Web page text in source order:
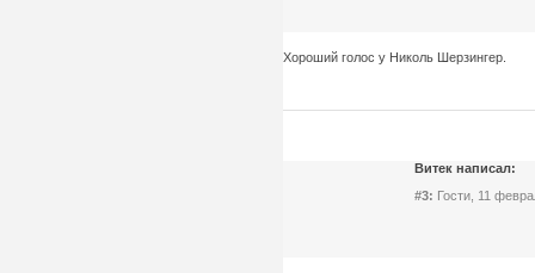
Хороший голос у Николь Шерзингер.
Витек написал:
#3: Гости, 11